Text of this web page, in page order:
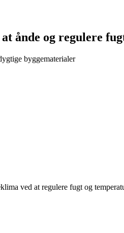
ånde og regulere
byggematerialer
ved at regulere fugt og